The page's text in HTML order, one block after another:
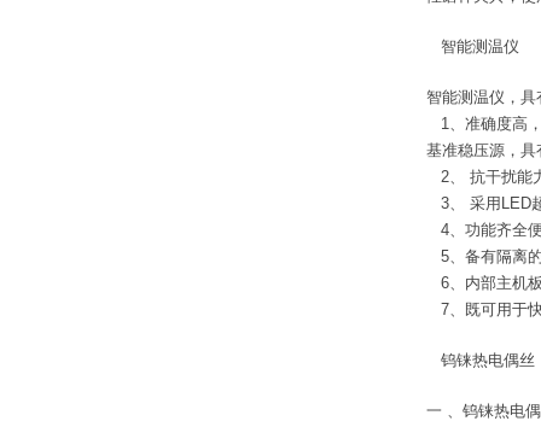
智能测温仪
智能测温仪，
1、 准确度高
基准稳压源，
2、
抗干扰能
3、
采用LED
4、 功能齐全
5、 备有隔离
6、 内部主机
7、
既可用于
钨铼热电偶丝
一 、钨铼热电